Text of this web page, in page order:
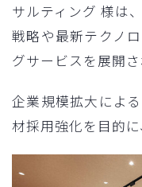
サルティング 様は
戦略や最新テクノ
グサービスを展開さ
企業規模拡大によ
材採用強化を目的